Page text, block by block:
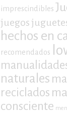
imprescindibles
juegos
hechos en
recomendados
naturales
reciclados
consciente